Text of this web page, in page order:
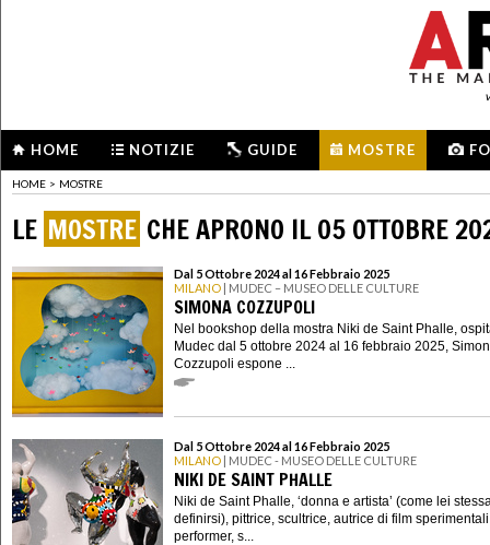
HOME NOTIZIE GUIDE MOSTRE
HOME > MOSTRE
LE MOSTRE CHE APRONO IL 05 OTTOBRE
Dal 5 Ottobre 2024 al 16 Febbraio 2025
MILANO | MUDEC – MUSEO DELLE CULTURE
SIMONA COZZUPOLI
Nel bookshop della mostra Niki de Saint Phalle,
Mudec dal 5 ottobre 2024 al 16 febbraio 2025,
Cozzupoli espone ...
Dal 5 Ottobre 2024 al 16 Febbraio 2025
MILANO | MUDEC - MUSEO DELLE CULTURE
NIKI DE SAINT PHALLE
Niki de Saint Phalle, ‘donna e artista’ (come lei
definirsi), pittrice, scultrice, autrice di film
performer, s...